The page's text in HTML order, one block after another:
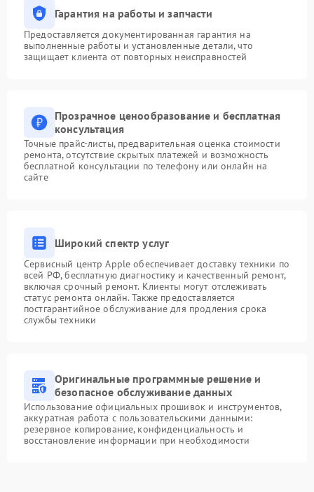
Гарантия на работы и запчасти
Предоставляется документированная гарантия на
выполненные работы и установленные детали, что
защищает клиента от повторных неисправностей
Прозрачное ценообразование и бесплатная
консультация
Точные прайс-листы, предварительная оценка стоимости
ремонта, отсутствие скрытых платежей и возможность
бесплатной консультации по телефону или онлайн на
сайте
Широкий спектр услуг
Сервисный центр Apple обеспечивает доставку техники по
всей РФ, бесплатную диагностику и качественный ремонт,
включая срочный ремонт. Клиенты могут отслеживать
статус ремонта онлайн. Также предоставляется
постгарантийное обслуживание для продления срока
службы техники
Оригинальные программные решение и
безопасное обслуживание данных
Использование официальных прошивок и инструментов,
аккуратная работа с пользовательскими данными:
резервное копирование, конфиденциальность и
восстановление информации при необходимости